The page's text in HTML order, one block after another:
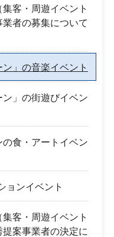
集客・周遊イベント
者の募集について
ン」の音楽イベント
ン」の街遊びイベン
食・アートイベン
ョンイベント
集客・周遊イベント
案事業者の決定に